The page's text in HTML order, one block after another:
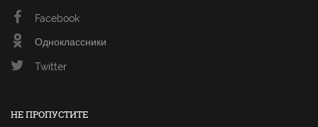
Facebook
Одноклассники
Twitter
НЕ ПРОПУСТИТЕ